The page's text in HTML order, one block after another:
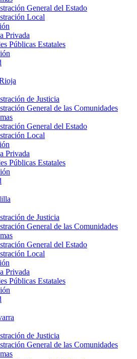
General del Estado
Local
Privada
Públicas Estatales
de Justicia
General de las Comunidades
General del Estado
Local
Privada
Públicas Estatales
de Justicia
General de las Comunidades
General del Estado
Local
Privada
Públicas Estatales
de Justicia
General de las Comunidades